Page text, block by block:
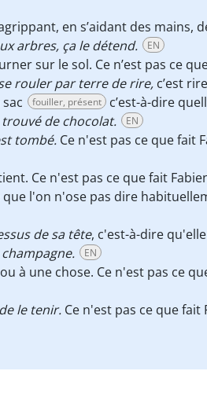
en s’aidant des mains,
arbres, ça le détend. EN
sur le sol. Ce n’est pas ce
rouler par terre de rire, c’est
fouiller, présent
c’est-à-dire
de chocolat. EN
tombé. Ce n'est pas ce que fait
Ce n'est pas ce que fait
l'on n'ose pas dire
de sa tête, c'est-à-dire
EN
à une chose. Ce n'est pas ce
le tenir. Ce n'est pas ce que fait